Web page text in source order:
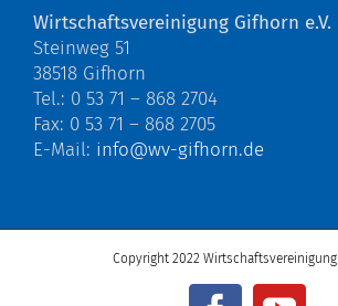
Wirtschaftsvereinigung Gifhorn e.V.
Steinweg 51
38518 Gifhorn
Tel.: 0 53 71 – 868 2704
Fax: 0 53 71 – 868 2705
E-Mail: info@wv-gifhorn.de
Copyright 2022